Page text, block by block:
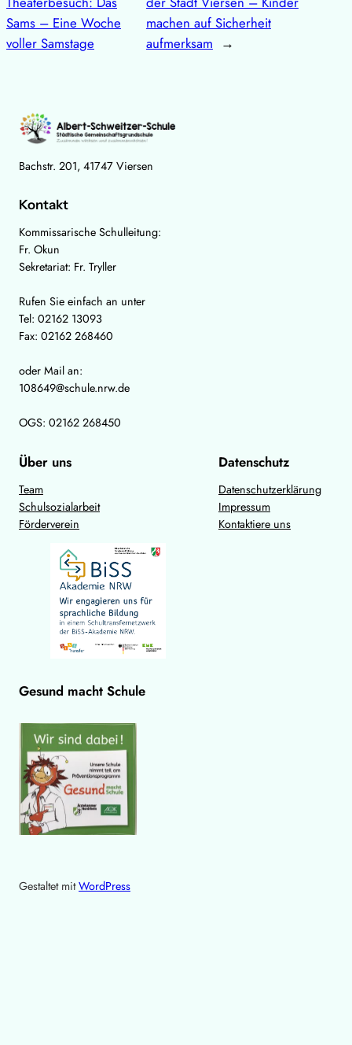
Sams – Eine Woche
voller Samstage
machen auf Sicherheit
aufmerksam →
Bachstr. 201, 41747 Viersen
Kontakt
Kommissarische Schulleitung:
Fr. Okun
Sekretariat: Fr. Tryller
Rufen Sie einfach an unter
Tel: 02162 13093
Fax: 02162 268460
oder Mail an:
108649@schule.nrw.de
OGS: 02162 268450
Über uns
Team
Schulsozialarbeit
Förderverein
Datenschutz
Datenschutzerklärung
Impressum
Kontaktiere uns
Gesund macht Schule
Gestaltet mitWordPress